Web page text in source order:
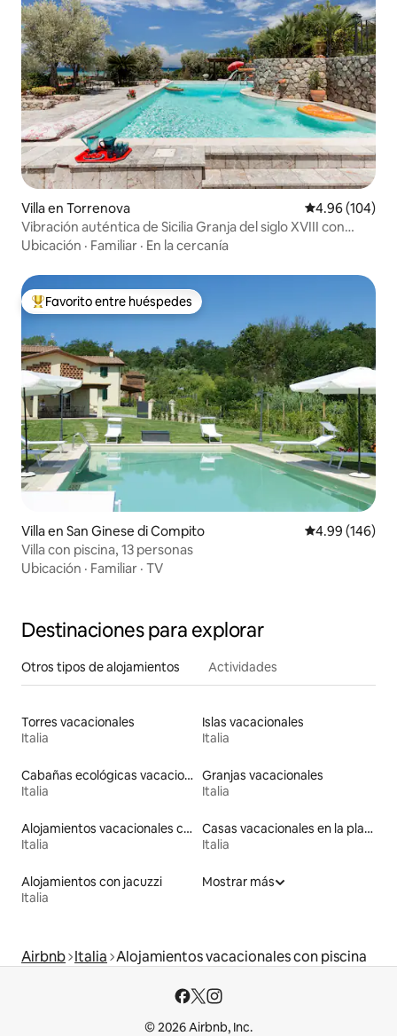
Villa en Torrenova Calificación
4.96 (104)
Vibración auténtica de Sicilia Granja del siglo XVIII con
vistas panorámicas al mar
Ubicación · Familiar · En la cercanía
Favorito entre huéspedes preferido
Favorito entre huéspedes
Villa en San Ginese di Compito Calificación
4.99 (146)
Villa con piscina, 13 personas
Ubicación · Familiar · TV
Destinaciones para explorar
Otros tipos de alojamientos Actividades
Torres vacacionales
Italia
Islas vacacionales
Italia
Cabañas ecológicas vacacionales
Italia
Granjas vacacionales
Italia
Alojamientos vacacionales con entrada y salida de pistas de esquí
Italia
Casas vacacionales en la playa
Italia
Alojamientos con jacuzzi
Italia
Mostrar más
Airbnb Italia Alojamientos vacacionales con piscina
© 2026 Airbnb, Inc.